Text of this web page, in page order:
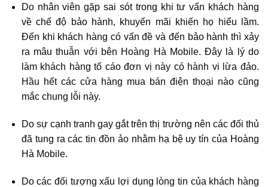
Do nhân viên gặp sai sót trong khi tư vấn khách hàng
về chế độ bảo hành, khuyến mãi khiến họ hiểu lầm.
Đến khi khách hàng có vấn đề và đến bảo hành thì xảy
ra mâu thuẫn với bên Hoàng Hà Mobile. Đây là lý do
làm khách hàng tố cáo đơn vị này có hành vi lừa đảo.
Hầu hết các cửa hàng mua bán điện thoại nào cũng
mắc chung lỗi này.
Do sự cạnh tranh gay gắt trên thị trường nên các đối thủ
đã tung ra các tin đồn ảo nhằm hạ bệ uy tín của Hoàng
Hà Mobile.
Do các đối tượng xấu lợi dụng lòng tin của khách hàng